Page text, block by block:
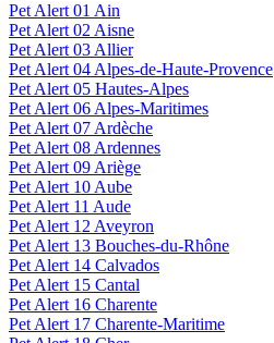
Pet Alert 01 Ain
Pet Alert 02 Aisne
Pet Alert 03 Allier
Pet Alert 04 Alpes-de-Haute-Provence
Pet Alert 05 Hautes-Alpes
Pet Alert 06 Alpes-Maritimes
Pet Alert 07 Ardèche
Pet Alert 08 Ardennes
Pet Alert 09 Ariège
Pet Alert 10 Aube
Pet Alert 11 Aude
Pet Alert 12 Aveyron
Pet Alert 13 Bouches-du-Rhône
Pet Alert 14 Calvados
Pet Alert 15 Cantal
Pet Alert 16 Charente
Pet Alert 17 Charente-Maritime